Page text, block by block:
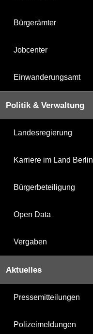
Bürgerämter
Jobcenter
Einwanderungsamt
Politik & Verwaltung
Landesregierung
Karriere im Land Berlin
Bürgerbeteiligung
Open Data
Vergaben
Aktuelles
Pressemitteilungen
Polizeimeldungen